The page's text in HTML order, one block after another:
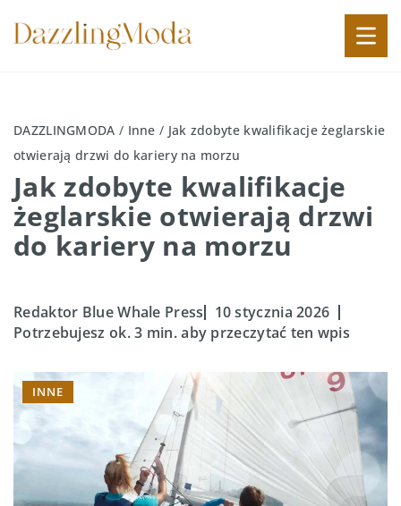
DAZZLINGMODA / Inne / Jak zdobyte kwalifikacje żeglarskie
otwierają drzwi do kariery na morzu
Jak zdobyte kwalifikacje
żeglarskie otwierają drzwi
do kariery na morzu
Redaktor Blue Whale Press
10 stycznia 2026
Potrzebujesz ok. 3 min. aby przeczytać ten wpis
INNE